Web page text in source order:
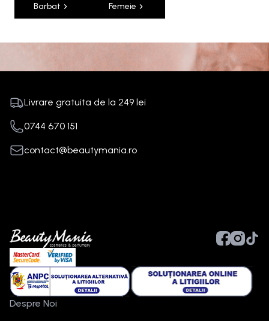
Barbat Femeie
Livrare gratuita de la 249 lei
0744 670 151
contact@beautymania.ro
Despre Noi